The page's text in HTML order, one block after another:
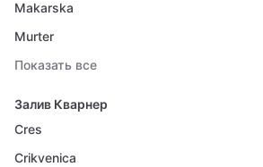
Makarska
Murter
Показать все
Залив Кварнер
Cres
Crikvenica